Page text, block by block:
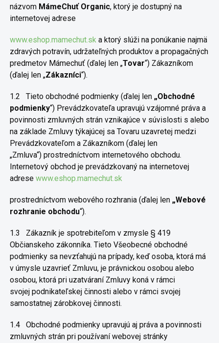
názvom MámeChuť Organic, ktorý je dostupný na
internetovej adrese
www.eshop.mamechut.sk a ktorý slúži na ponúkanie najmä
zdravých potravín, udržateľných produktov a propagačných
predmetov Mámechuť (ďalej len „Tovar“) Zákazníkom
(ďalej len „Zákazníci“).
1.2 Tieto obchodné podmienky (ďalej len „Obchodné
podmienky“) Prevádzkovateľa upravujú vzájomné práva a
povinnosti zmluvných strán vznikajúce v súvislosti s alebo
na základe Zmluvy týkajúcej sa Tovaru uzavretej medzi
Prevádzkovateľom a Zákazníkom (ďalej len
„Zmluva“) prostredníctvom internetového obchodu.
Internetový obchod je prevádzkovaný na internetovej
adrese www.eshop.mamechut.sk
prostredníctvom webového rozhrania (ďalej len „Webové
rozhranie obchodu“).
1.3
Zákazník je spotrebiteľom v zmysle § 419
Občianskeho zákonníka. Tieto Všeobecné obchodné
podmienky sa nevzťahujú na prípady, keď osoba, ktorá má
v úmysle uzavrieť Zmluvu, je právnickou osobou alebo
osobou, ktorá pri uzatváraní Zmluvy koná v rámci
svojej podnikateľskej činnosti alebo v rámci svojej
samostatnej zárobkovej činnosti.
1.4
Obchodné podmienky upravujú aj práva a povinnosti
zmluvných strán pri používaní webovej stránky